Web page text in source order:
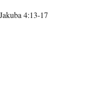
Jakuba 4:13-17